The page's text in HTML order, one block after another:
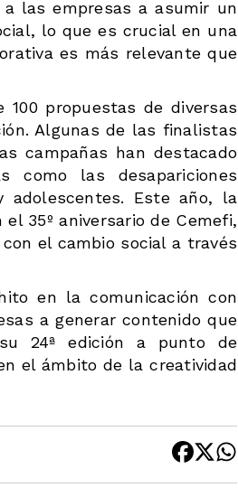
las empresas a asumir un
lo que es crucial en una
es más relevante que
propuestas de diversas
Algunas de las finalistas
campañas han destacado
como las desapariciones
Este año, la
35º aniversario de Cemefi,
el cambio social a través
en la comunicación con
a generar contenido que
24ª edición a punto de
el ámbito de la creatividad